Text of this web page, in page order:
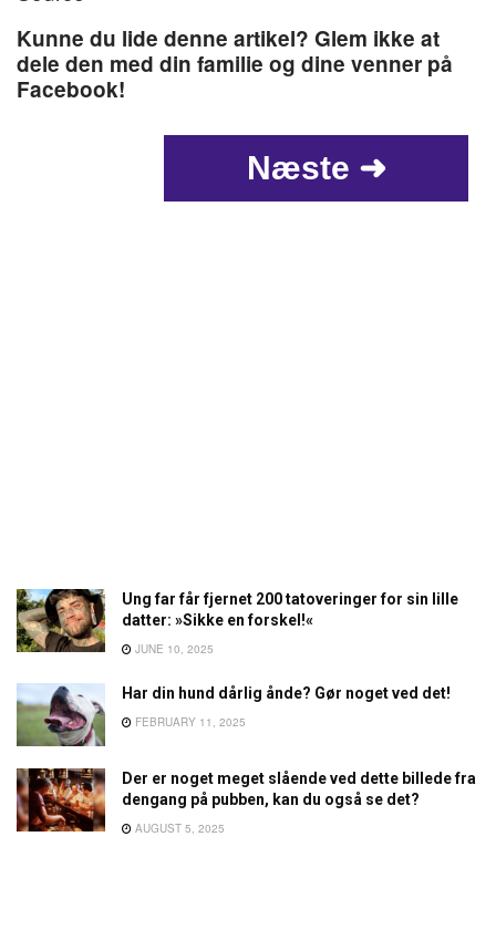
Kunne du lide denne artikel? Glem ikke at
dele den med din familie og dine venner på
Facebook!
Næste ➜
Ung far får fjernet 200 tatoveringer for sin lille
datter: »Sikke en forskel!«
JUNE 10, 2025
Har din hund dårlig ånde? Gør noget ved det!
FEBRUARY 11, 2025
Der er noget meget slående ved dette billede fra
dengang på pubben, kan du også se det?
AUGUST 5, 2025